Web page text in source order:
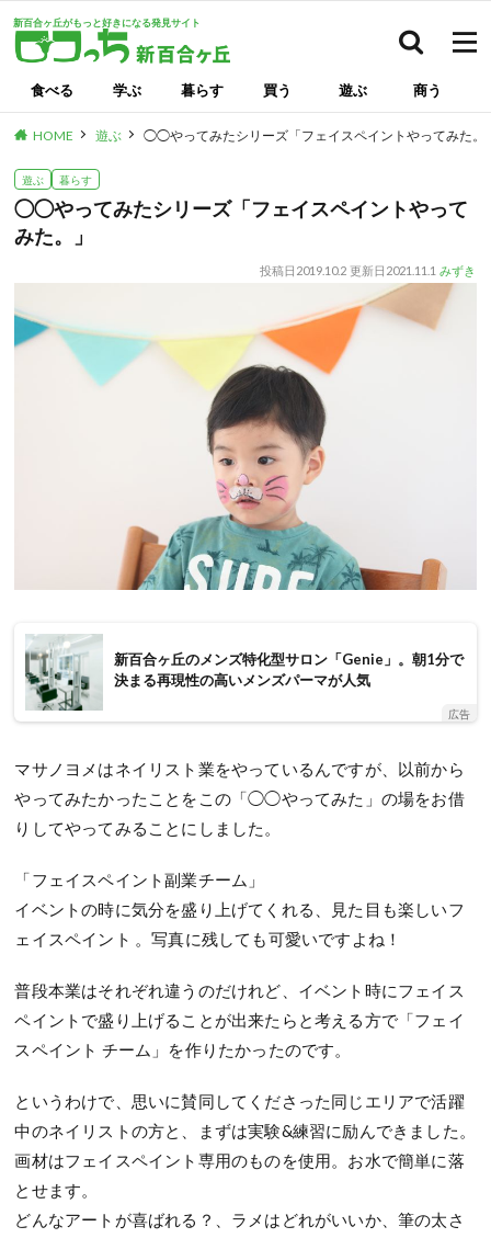
新百合ヶ丘がもっと好きになる発見サイト
食べる 学ぶ 暮らす 買う 遊ぶ 商う
HOME 遊ぶ ◯◯やってみたシリーズ「フェイスペイントやってみた。
遊ぶ 暮らす
◯◯やってみたシリーズ「フェイスペイントやって
みた。」
投稿日 2019.10.2 更新日 2021.11.1 みずき
新百合ヶ丘のメンズ特化型サロン「Genie」。朝1分で
決まる再現性の高いメンズパーマが人気
広告
マサノヨメはネイリスト業をやっているんですが、以前から
やってみたかったことをこの「◯◯やってみた」の場をお借
りしてやってみることにしました。
「フェイスペイント副業チーム」
イベントの時に気分を盛り上げてくれる、見た目も楽しいフ
ェイスペイント 。写真に残しても可愛いですよね！
普段本業はそれぞれ違うのだけれど、イベント時にフェイス
ペイントで盛り上げることが出来たらと考える方で「フェイ
スペイント チーム」を作りたかったのです。
というわけで、思いに賛同してくださった同じエリアで活躍
中のネイリストの方と、まずは実験&練習に励んできました。
画材はフェイスペイント専用のものを使用。お水で簡単に落
とせます。
どんなアートが喜ばれる？、ラメはどれがいいか、筆の太さ